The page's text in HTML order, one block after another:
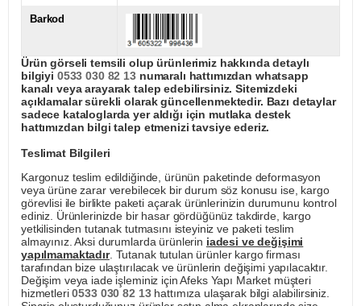
Barkod
Ürün görseli temsili olup ürünlerimiz hakkında detaylı
bilgiyi 0533 030 82 13numaralı hattımızdan whatsapp
kanalı veya arayarak talep edebilirsiniz. Sitemizdeki
açıklamalar sürekli olarak güncellenmektedir. Bazı detaylar
sadece kataloglarda yer aldığı için mutlaka destek
hattımızdan bilgi talep etmenizi tavsiye ederiz.
Teslimat Bilgileri
Kargonuz teslim edildiğinde, ürünün paketinde deformasyon
veya ürüne zarar verebilecek bir durum söz konusu ise, kargo
görevlisi ile birlikte paketi açarak ürünlerinizin durumunu kontrol
ediniz. Ürünlerinizde bir hasar gördüğünüz takdirde, kargo
yetkilisinden tutanak tutmasını isteyiniz ve paketi teslim
almayınız. Aksi durumlarda ürünlerin iadesi ve değişimi
yapılmamaktadır. Tutanak tutulan ürünler kargo firması
tarafından bize ulaştırılacak ve ürünlerin değişimi yapılacaktır.
Değişim veya iade işleminiz için Afeks Yapı Market müşteri
hizmetleri0533 030 82 13hattımıza ulaşarak bilgi alabilirsiniz.